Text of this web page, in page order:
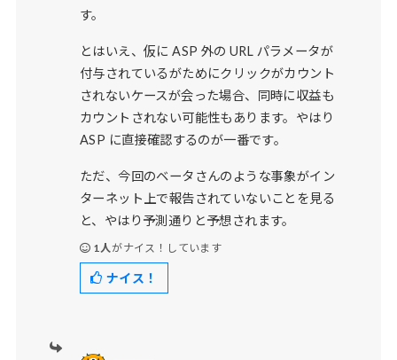
す。
とはいえ、仮に ASP 外の URL パラメータが
付与されているがためにクリックがカウント
されないケースが会った場合、同時に収益も
カウントされない可能性もあります。やはり
ASP に直接確認するのが一番です。
ただ、今回のベータさんのような事象がイン
ターネット上で報告されていないことを見る
と、やはり予測通りと予想されます。
1人がナイス！しています
ナイス！